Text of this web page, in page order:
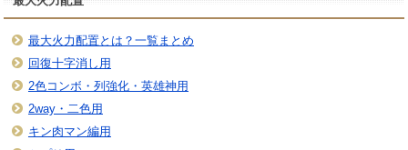
最大火力配置とは？一覧まとめ
回復十字消し用
2色コンボ・列強化・英雄神用
2way・二色用
キン肉マン編用